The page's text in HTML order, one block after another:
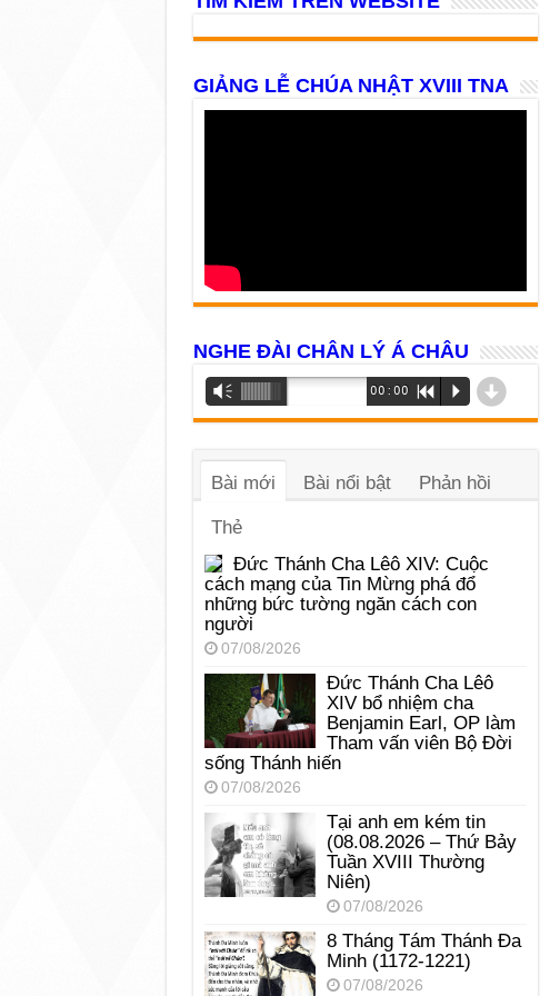
GIẢNG LỄ CHÚA NHẬT XVIII TNA
NGHE ĐÀI CHÂN LÝ Á CHÂU
Trình
phát
âm
Vm 00:00 R P d
Bài mới Bài nổi bật Phản hồi
Thẻ
Đức Thánh Cha Lêô XIV: Cuộc
cách mạng của Tin Mừng phá đổ
những bức tường ngăn cách con
người
07/08/2026
Đức Thánh Cha Lêô
XIV bổ nhiệm cha
Benjamin Earl, OP làm
Tham vấn viên Bộ Đời
sống Thánh hiến
07/08/2026
Tại anh em kém tin
(08.08.2026 – Thứ Bảy
Tuần XVIII Thường
Niên)
07/08/2026
8 Tháng Tám Thánh Ða
Minh (1172-1221)
07/08/2026